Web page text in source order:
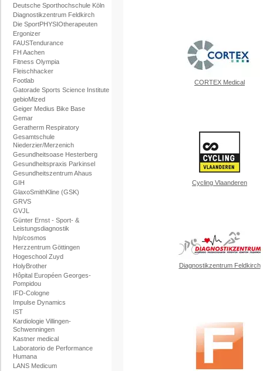
Deutsche Sporthochschule Köln
Diagnostikzentrum Feldkirch
Die SportPHYSIOtherapeuten
Ergonizer
FAUSTendurance
FH Aachen
Fitness Olympia
Fleischhacker
Footlab
Gatorade Sports Science Institute
gebioMized
Geiger Medius Bike Base
Gemar
Geratherm Respiratory
Gesamtschule
Niederzier/Merzenich
Gesundheitsoase Hesterberg
Gesundheitspraxis Parkinsel
Gesundheitszentrum Ahaus
GIH
GlaxoSmithKline (GSK)
GRVS
GVJL
Günter Ernst - Sport- &
Leistungsdiagnostik
h/p/cosmos
Herzzentrum Göttingen
Hogeschool Zuyd
HolyBrother
Hôpital Européen Georges-
Pompidou
IFD-Cologne
Impulse Dynamics
IST
Kardiologie Villingen-
Schwenningen
Kastner medical
Laboratorio de Performance
Humana
LANS Medicum
CORTEX Medical
Cycling Vlaanderen
Diagnostikzentrum Feldkirch